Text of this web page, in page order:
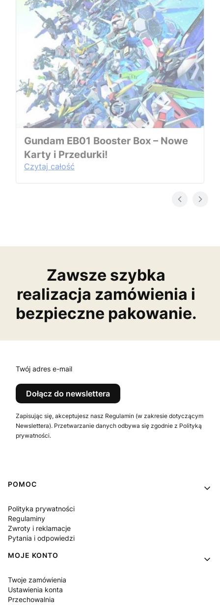
Gundam EB01 Booster Box – Nowe
Karty i Przedurki!
Czytaj całość
Zawsze szybka
realizacja zamówienia i
bezpieczne pakowanie.
Twój adres e-mail
Dołącz do newslettera
Zapisując się, akceptujesz nasz Regulamin (w zakresie dotyczącym
Newslettera). Przetwarzanie danych odbywa się zgodnie z Polityką
prywatności.
Linki w stopce
POMOC
Polityka prywatności
Regulaminy
Zwroty i reklamacje
Pytania i odpowiedzi
MOJE KONTO
Twoje zamówienia
Ustawienia konta
Przechowalnia